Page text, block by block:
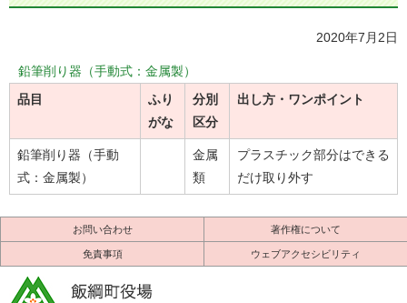
2020年7月2日
鉛筆削り器（手動式：金属製）
品目
ふり
がな
分別
区分
出し方・ワンポイント
鉛筆削り器（手動
式：金属製）
金属
類
プラスチック部分はできる
だけ取り外す
お問い合わせ 著作権について
免責事項 ウェブアクセシビリティ